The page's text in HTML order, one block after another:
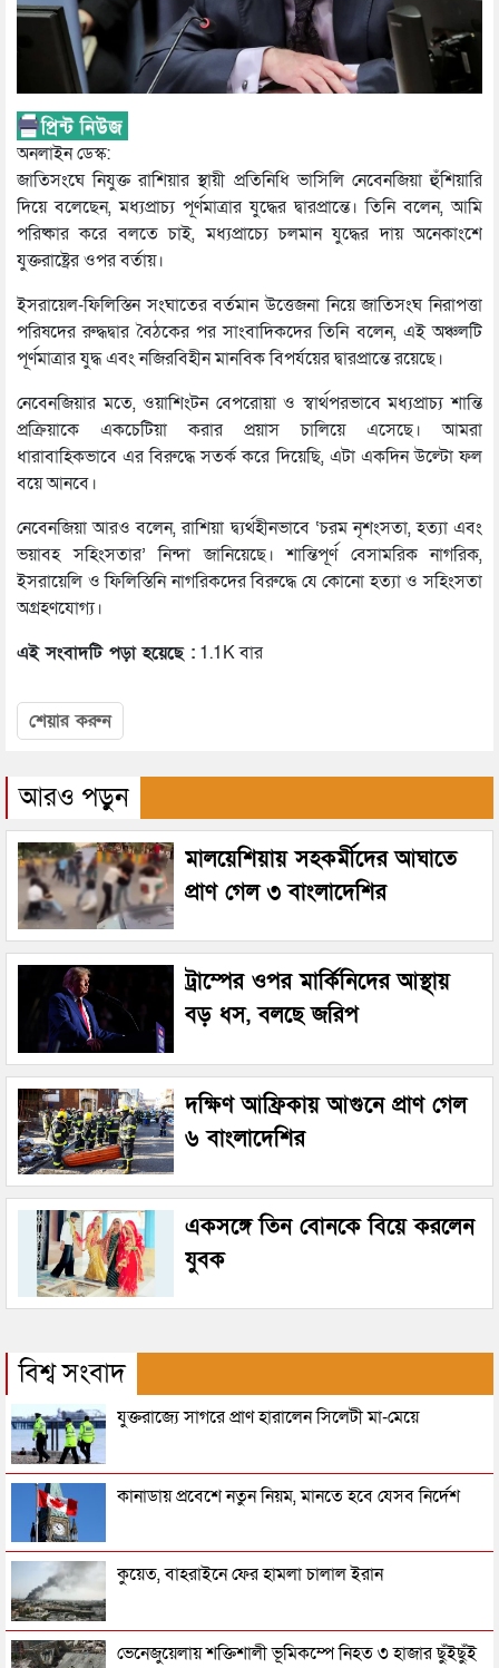
অনলাইন ডেস্ক:
জাতিসংঘে নিযুক্ত রাশিয়ার স্থায়ী প্রতিনিধি ভাসিলি নেবেনজিয়া হুঁশিয়ারি
দিয়ে বলেছেন, মধ্যপ্রাচ্য পূর্ণমাত্রার যুদ্ধের দ্বারপ্রান্তে। তিনি বলেন, আমি
পরিষ্কার করে বলতে চাই, মধ্যপ্রাচ্যে চলমান যুদ্ধের দায় অনেকাংশে
যুক্তরাষ্ট্রের ওপর বর্তায়।
ইসরায়েল-ফিলিস্তিন সংঘাতের বর্তমান উত্তেজনা নিয়ে জাতিসংঘ নিরাপত্তা
পরিষদের রুদ্ধদ্বার বৈঠকের পর সাংবাদিকদের তিনি বলেন, এই অঞ্চলটি
পূর্ণমাত্রার যুদ্ধ এবং নজিরবিহীন মানবিক বিপর্যয়ের দ্বারপ্রান্তে রয়েছে।
নেবেনজিয়ার মতে, ওয়াশিংটন বেপরোয়া ও স্বার্থপরভাবে মধ্যপ্রাচ্য শান্তি
প্রক্রিয়াকে একচেটিয়া করার প্রয়াস চালিয়ে এসেছে। আমরা
ধারাবাহিকভাবে এর বিরুদ্ধে সতর্ক করে দিয়েছি, এটা একদিন উল্টো ফল
বয়ে আনবে।
নেবেনজিয়া আরও বলেন, রাশিয়া দ্ব্যর্থহীনভাবে ‘চরম নৃশংসতা, হত্যা এবং
ভয়াবহ সহিংসতার’ নিন্দা জানিয়েছে। শান্তিপূর্ণ বেসামরিক নাগরিক,
ইসরায়েলি ও ফিলিস্তিনি নাগরিকদের বিরুদ্ধে যে কোনো হত্যা ও সহিংসতা
অগ্রহণযোগ্য।
এই সংবাদটি পড়া হয়েছে : 1.1K বার
শেয়ার করুন
আরও পড়ুন
মালয়েশিয়ায় সহকর্মীদের আঘাতে
প্রাণ গেল ৩ বাংলাদেশির
ট্রাম্পের ওপর মার্কিনিদের আস্থায়
বড় ধস, বলছে জরিপ
দক্ষিণ আফ্রিকায় আগুনে প্রাণ গেল
৬ বাংলাদেশির
একসঙ্গে তিন বোনকে বিয়ে করলেন
যুবক
বিশ্ব সংবাদ
যুক্তরাজ্যে সাগরে প্রাণ হারালেন সিলেটী মা-মেয়ে
কানাডায় প্রবেশে নতুন নিয়ম, মানতে হবে যেসব নির্দেশ
কুয়েত, বাহরাইনে ফের হামলা চালাল ইরান
ভেনেজুয়েলায় শক্তিশালী ভূমিকম্পে নিহত ৩ হাজার ছুঁইছুঁই